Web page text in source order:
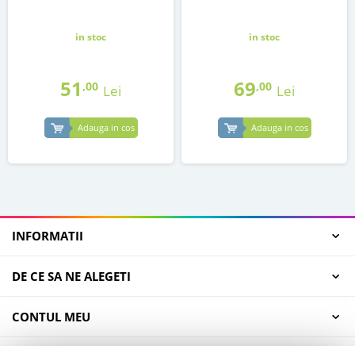
in stoc
51 ,00 Lei
Adauga in cos
in stoc
69,00 Lei
Adauga in cos
INFORMATII
DE CE SA NE ALEGETI
CONTUL MEU